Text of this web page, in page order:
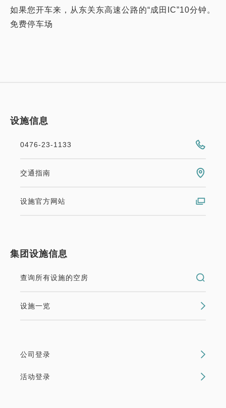
如果您开车来，从东关东高速公路的“成田IC”10分钟。
免费停车场
设施信息
0476-23-1133
交通指南
设施官方网站
集团设施信息
查询所有设施的空房
设施一览
公司登录
活动登录